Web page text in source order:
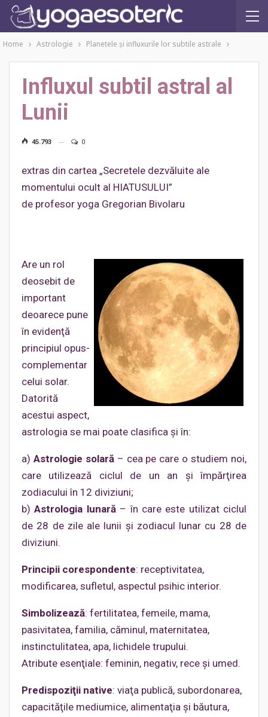
Home Astrologie Planetele şi influxurile lor subtile astrale
Influxul subtil astral al
Lunii
45.793 0
extras din cartea „Secretele dezvăluite ale
momentului ocult al HIATUSULUI”
de profesor yoga Gregorian Bivolaru
Are un rol
deosebit de
important
deoarece pune
în evidenţă
principiul opus-
complementar
celui solar.
Datorită
acestui aspect,
astrologia se mai poate clasifica şi în:
a) Astrologie solară– cea pe care o studiem noi,
care utilizează ciclul de un an şi împărţirea
zodiacului în 12 diviziuni;
b)Astrologia lunară– în care este utilizat ciclul
de 28 de zile ale lunii şi zodiacul lunar cu 28 de
diviziuni.
Principii corespondente: receptivitatea,
modificarea, sufletul, aspectul psihic interior.
Simbolizează: fertilitatea, femeile, mama,
pasivitatea, familia, căminul, maternitatea,
instinctulitatea, apa, lichidele trupului.
Atribute esenţiale: feminin, negativ, rece şi umed.
Predispoziţii native: viaţa publică, subordonarea,
capacităţile mediumice, alimentaţia şi băutura,